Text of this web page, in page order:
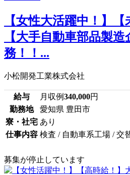
【女性大活躍中！】【
【大手自動車部品製
務！！...
小松開発工業株式会社
給与 月収例340,000円
勤務地
愛知県 豊田市
寮・社宅 あり
仕事内容 検査 / 自動車系工場 / 交
募集が停止しています